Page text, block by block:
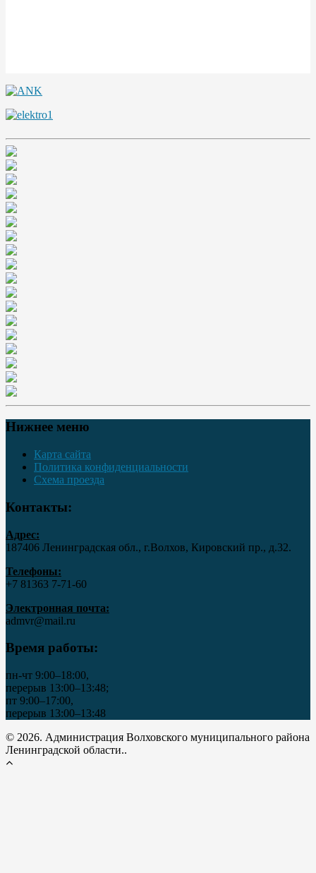
Нижнее меню
Карта сайта
Политика конфиденциальности
Схема проезда
Контакты:
Адрес:
187406 Ленинградская обл., г.Волхов, Кировский пр., д.32.
Телефоны:
+7 81363 7‑71-60
Электронная почта:
admvr@mail.ru
Время работы:
пн-чт 9:00–18:00,
перерыв 13:00–13:48;
пт 9:00–17:00,
перерыв 13:00–13:48
© 2026. Администрация Волховского муниципального района
Ленинградской области..